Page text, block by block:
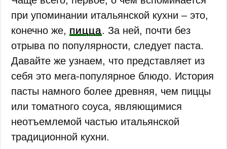
при упоминании итальянской кухни – это,
конечно же, пицца. За ней, почти без
отрыва по популярности, следует паста.
Давайте же узнаем, что представляет из
себя это мега-популярное блюдо. История
пасты намного более древняя, чем пиццы
или томатного соуса, являющимися
неотъемлемой частью итальянской
традиционной кухни.